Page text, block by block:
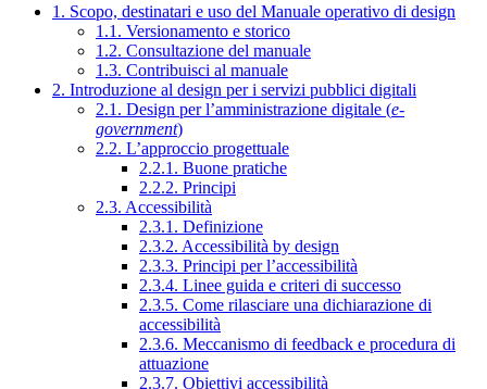
1. Scopo, destinatari e uso del Manuale operativo di design
1.1. Versionamento e storico
1.2. Consultazione del manuale
1.3. Contribuisci al manuale
2. Introduzione al design per i servizi pubblici digitali
2.1. Design per l’amministrazione digitale (e-
government)
2.2. L’approccio progettuale
2.2.1. Buone pratiche
2.2.2. Principi
2.3. Accessibilità
2.3.1. Definizione
2.3.2. Accessibilità by design
2.3.3. Principi per l’accessibilità
2.3.4. Linee guida e criteri di successo
2.3.5. Come rilasciare una dichiarazione di
accessibilità
2.3.6. Meccanismo di feedback e procedura di
attuazione
2.3.7. Obiettivi accessibilità